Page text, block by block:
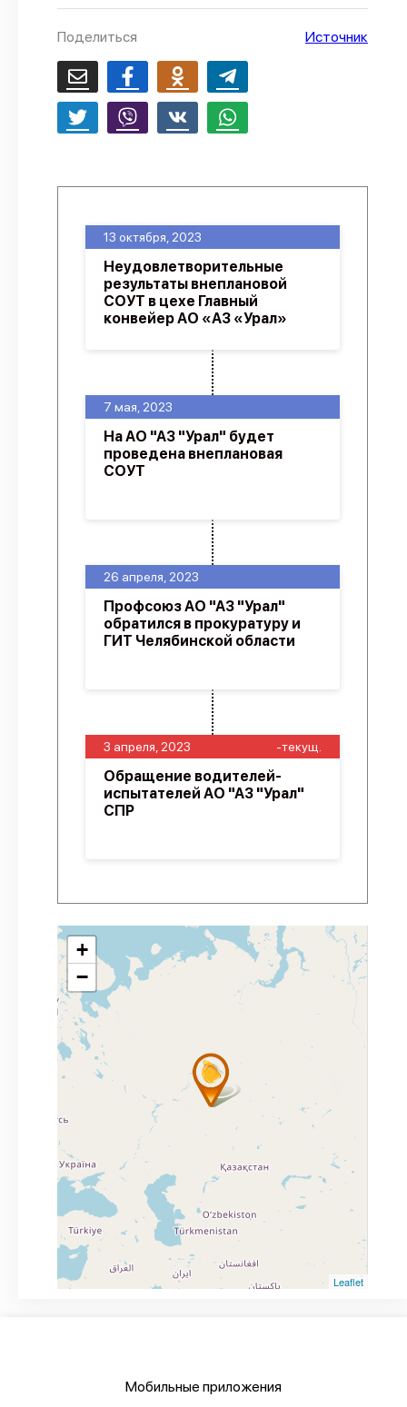
Поделиться Источник
3 апреля, 2023 -текущ.
Обращение водителей-
испытателей АО "АЗ "Урал"
СПР
26 апреля, 2023
Профсоюз АО "АЗ "Урал"
обратился в прокуратуру и
ГИТ Челябинской области
7 мая, 2023
На АО "АЗ "Урал" будет
проведена внеплановая
СОУТ
13 октября, 2023
Неудовлетворительные
результаты внеплановой
СОУТ в цехе Главный
конвейер АО «АЗ «Урал»
+
−
Leaflet
Мобильные приложения